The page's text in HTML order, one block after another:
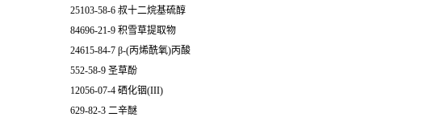
25103-58-6 叔十二烷基硫醇
84696-21-9 积雪草提取物
24615-84-7 β-(丙烯酰氧)丙酸
552-58-9 圣草酚
12056-07-4 硒化铟(III)
629-82-3 二辛醚